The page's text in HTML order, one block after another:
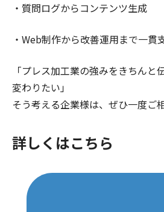
・質問ログからコンテンツ生成
・Web制作から改善運用まで一貫
「プレス加工業の強みをきちんと
変わりたい」
そう考える企業様は、ぜひ一度ご
詳しくはこちら